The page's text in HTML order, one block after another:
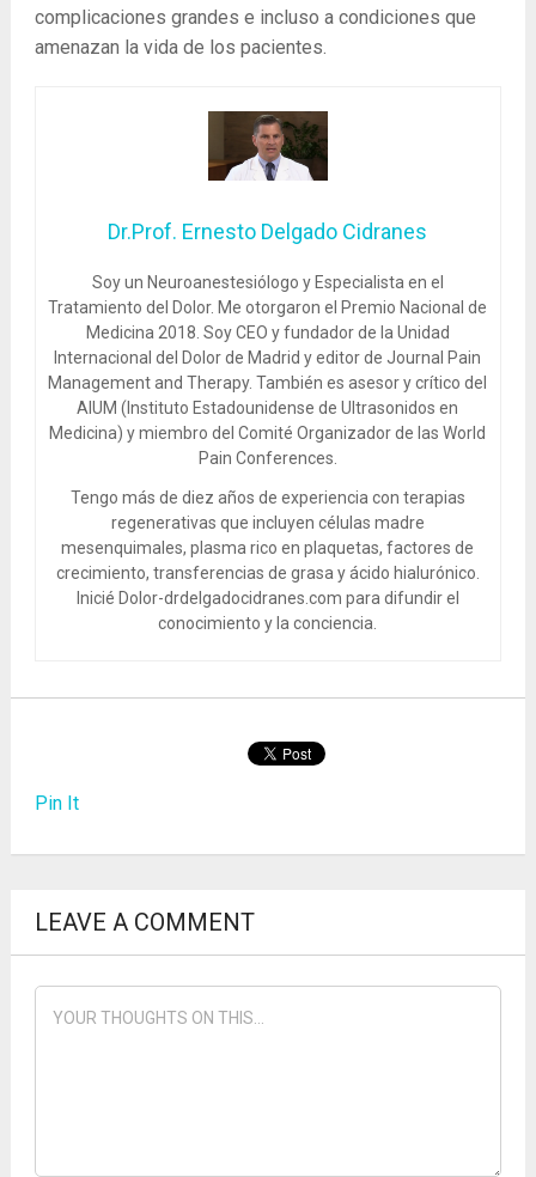
complicaciones grandes e incluso a condiciones que
amenazan la vida de los pacientes.
Dr.Prof. Ernesto Delgado Cidranes
Soy un Neuroanestesiólogo y Especialista en el
Tratamiento del Dolor. Me otorgaron el Premio Nacional de
Medicina 2018. Soy CEO y fundador de la Unidad
Internacional del Dolor de Madrid y editor de Journal Pain
Management and Therapy. También es asesor y crítico del
AIUM (Instituto Estadounidense de Ultrasonidos en
Medicina) y miembro del Comité Organizador de las World
Pain Conferences.
Tengo más de diez años de experiencia con terapias
regenerativas que incluyen células madre
mesenquimales, plasma rico en plaquetas, factores de
crecimiento, transferencias de grasa y ácido hialurónico.
Inicié Dolor-drdelgadocidranes.com para difundir el
conocimiento y la conciencia.
Pin It
LEAVE A COMMENT